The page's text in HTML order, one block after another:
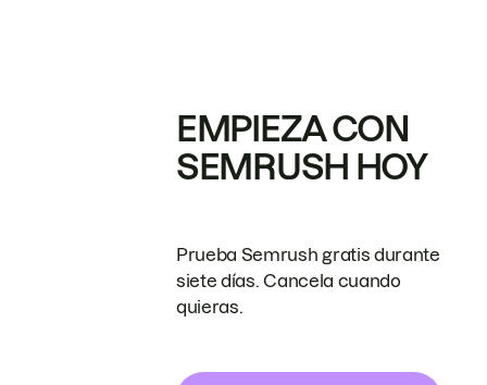
EMPIEZA CON
SEMRUSH HOY
Prueba Semrush gratis durante
siete días. Cancela cuando
quieras.